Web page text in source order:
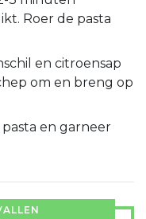
Roer de pasta
en citroensap
om en breng op
en garneer